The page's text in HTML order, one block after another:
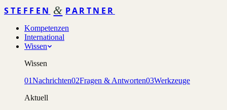
STEFFEN & PARTNER
Kompetenzen
International
Wissen
Wissen
01Nachrichten02Fragen & Antworten03Werkzeuge
Aktuell